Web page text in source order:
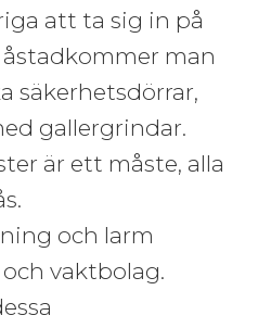
att ta sig in på
man
säkerhetsdörrar,
gallergrindar.
är ett måste, alla
och larm
vaktbolag.